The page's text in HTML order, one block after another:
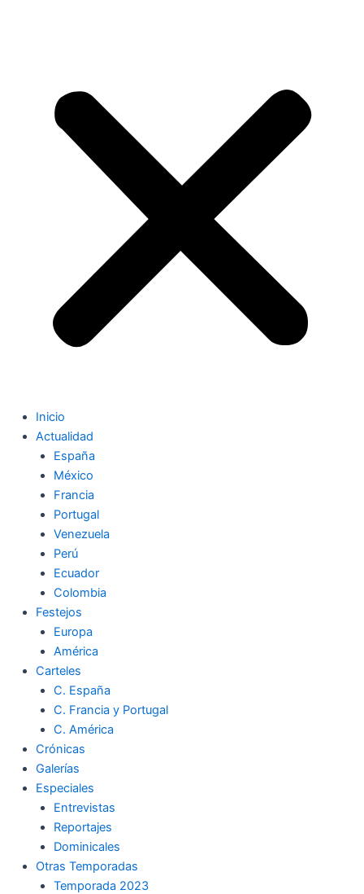
Inicio
Actualidad
España
México
Francia
Portugal
Venezuela
Perú
Ecuador
Colombia
Festejos
Europa
América
Carteles
C. España
C. Francia y Portugal
C. América
Crónicas
Galerías
Especiales
Entrevistas
Reportajes
Dominicales
Otras Temporadas
Temporada 2023